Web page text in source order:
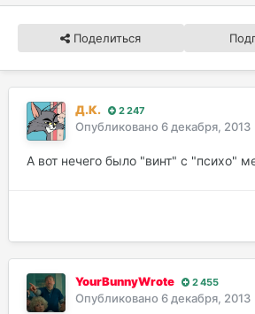
Поделиться
Д.К. 2 247
Опубликовано 6 декабря, 2013
А вот нечего было "винт" с "психо"
YourBunnyWrote 2 455
Опубликовано 6 декабря, 2013